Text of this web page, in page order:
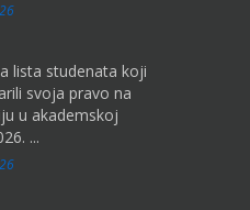
lista studenata koji
svoja pravo na
u akademskoj
...